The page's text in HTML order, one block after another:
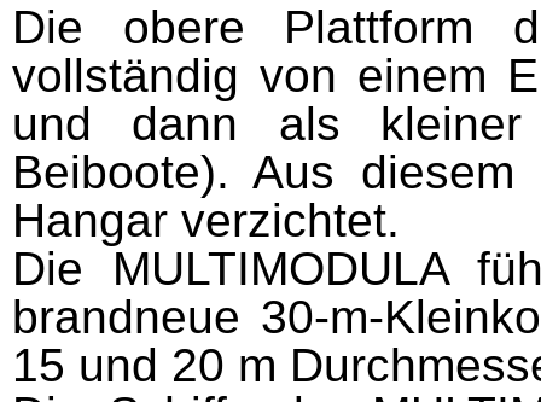
Die obere Plattform
vollständig von einem
und dann als kleiner
Beiboote). Aus
Hangar verzichtet.
Die MULTIMODULA
brandneue 30-m-
15 und 20 m